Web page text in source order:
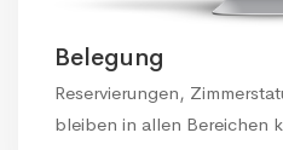
Belegung
Reservierungen,
bleiben in allen Bereichen